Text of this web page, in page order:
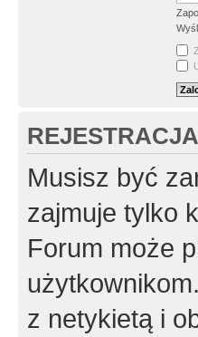
REJESTRACJA
Musisz być
zajmuje tylko
Forum może
z netykietą i